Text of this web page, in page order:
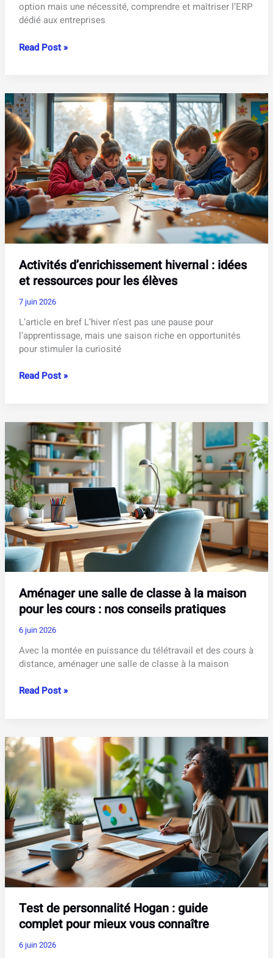
option mais une nécessité, comprendre et maîtriser l’ERP
dédié aux entreprises
ERP
services
:
notre
guide
complet
2026
Read Post »
Activités d’enrichissement hivernal : idées
et ressources pour les élèves
7 juin 2026
L’article en bref L’hiver n’est pas une pause pour
l’apprentissage, mais une saison riche en opportunités
pour stimuler la curiosité
Activités
idées
ressources
pour
les
élèves
Read Post »
Aménager une salle de classe à la maison
pour les cours : nos conseils pratiques
6 juin 2026
Avec la montée en puissance du télétravail et des cours à
distance, aménager une salle de classe à la maison
Aménager
classe
la
maison
pour
les
cours
:
nos
conseils
pratiques
Read Post »
Test de personnalité Hogan : guide
complet pour mieux vous connaître
6 juin 2026